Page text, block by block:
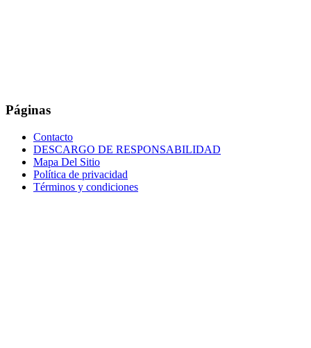
Páginas
Contacto
DESCARGO DE RESPONSABILIDAD
Mapa Del Sitio
Política de privacidad
Términos y condiciones